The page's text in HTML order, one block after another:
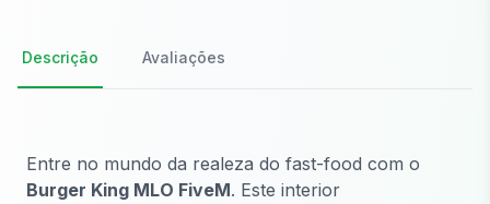
Descrição Avaliações
Entre no mundo da realeza do fast-food com o
Burger King MLO FiveM. Este interior